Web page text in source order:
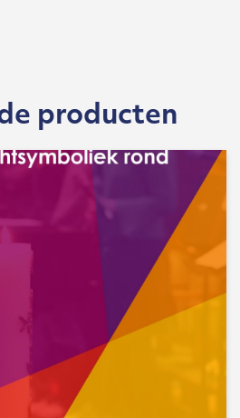
producten